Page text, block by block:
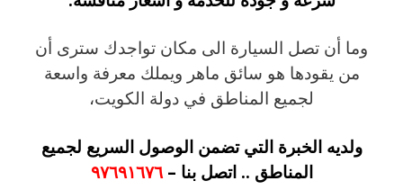
وما أن تصل السيارة الى مكان تواجدك سترى أن
من يقودها هو سائق ماهر ويملك معرفة واسعة
لجميع المناطق في دولة الكويت،
ولديه الخبرة التي تضمن الوصول السريع لجميع
المناطق .. اتصل بنا –٩٧٦٩١٦٧٦